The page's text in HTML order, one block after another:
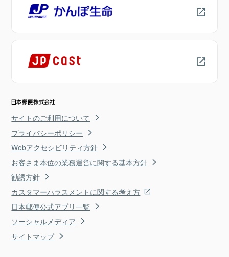
サイトのご利用について
プライバシーポリシー
Webアクセシビリティ方針
お客さま本位の業務運営に関する基本方針
勧誘方針
カスタマーハラスメントに関する考え方
日本郵便公式アプリ一覧
ソーシャルメディア
サイトマップ